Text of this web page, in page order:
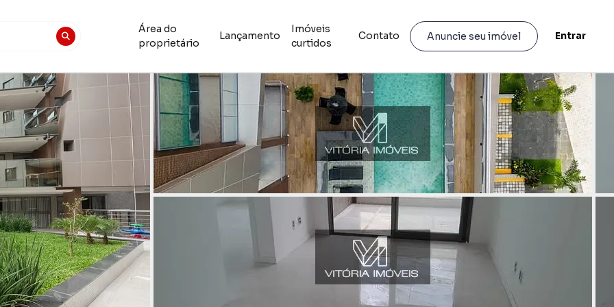
Área do
proprietário
Lançamento
Imóveis
curtidos
Contato Anuncie seu imóvel Entrar